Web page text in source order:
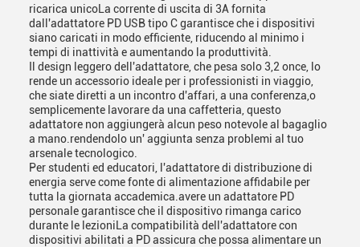
ricarica unicoLa corrente di uscita di 3A fornita
dall'adattatore PD USB tipo C garantisce che i dispositivi
siano caricati in modo efficiente, riducendo al minimo i
tempi di inattività e aumentando la produttività.
Il design leggero dell'adattatore, che pesa solo 3,2 once, lo
rende un accessorio ideale per i professionisti in viaggio,
che siate diretti a un incontro d'affari, a una conferenza,o
semplicemente lavorare da una caffetteria, questo
adattatore non aggiungerà alcun peso notevole al bagaglio
a mano.rendendolo un' aggiunta senza problemi al tuo
arsenale tecnologico.
Per studenti ed educatori, l'adattatore di distribuzione di
energia serve come fonte di alimentazione affidabile per
tutta la giornata accademica.avere un adattatore PD
personale garantisce che il dispositivo rimanga carico
durante le lezioniLa compatibilità dell'adattatore con
dispositivi abilitati a PD assicura che possa alimentare un